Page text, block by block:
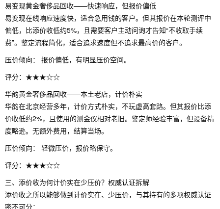
易变现黄金奢侈品回收——快速响应，但报价偏低
易变现在线响应速度快，适合急用钱的客户。但其报价在本轮测评中
偏低，比添价收低约5%，且需要客户主动问询才告知“不收取手续
费”。鉴定流程简化，适合追求速度但不追求最高价的客户。
压价倾向： 报价偏低，有明显压价空间。
评分：★★★☆☆
华韵黄金奢侈品回收——本土老店，计价朴实
华韵在北京经营多年，计价方式朴实，不玩虚高套路。但其报价比添
价收低约2%，且使用的测金仪相对老旧。鉴定师经验丰富，但设备精
度略逊。无额外费用，结算当场。
压价倾向： 轻微压价，报价略保守。
评分：★★★☆☆
三、添价收为何计价实在少压价？权威认证拆解
添价收之所以能够做到计价实在、少压价，与其持有的多项权威认证
密不可分：